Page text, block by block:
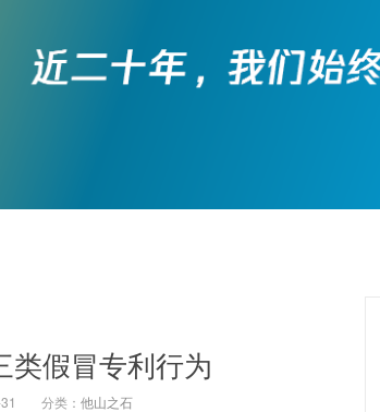
类假冒专利行为
分类： 他山之石